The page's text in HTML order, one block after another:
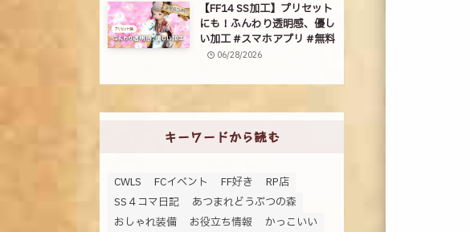
【FF14 SS加工】プリセット
にも！ふんわり透明感、優し
い加工 #スマホアプリ #無料
06/28/2026
キーワードから読む
CWLS FCイベント FF好き
RP店
SS４コマ日記
あつまれどうぶつの森
おしゃれ装備
お役立ち情報
かっこいい